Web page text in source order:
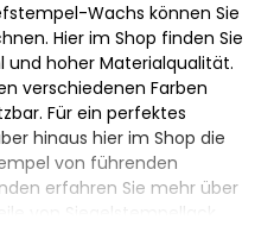
Wachs können Sie
Hier im Shop finden Sie
und hoher Materialqualität.
verschiedenen Farben
Für ein perfektes
hinaus hier im Shop die
von führenden
erfahren Sie mehr über
von Siegelstempellack.